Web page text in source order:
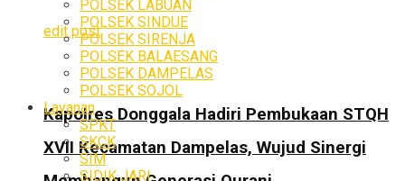
edit post
Kapolres Donggala Hadiri Pembukaan STQH
XVII Kecamatan Dampelas, Wujud Sinergi
POLSEK LABUAN
POLSEK SINDUE
POLSEK SIRENJA
POLSEK BALAESANG
POLSEK DAMPELAS
POLSEK SOJOL
Layanan
SPKT
SKCK
SIM
SIDIK JARI